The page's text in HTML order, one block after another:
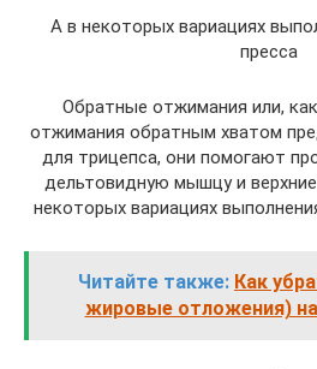
А в некоторых вариациях
пресса
Обратные отжимания или,
отжимания обратным хватом
для трицепса, они помогают
дельтовидную мышцу и
некоторых вариациях
Читайте также: Как
жировые отложения) на